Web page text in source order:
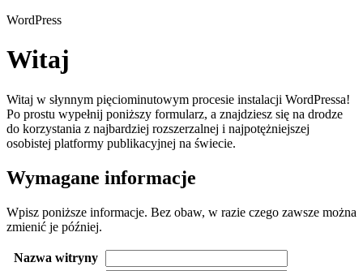
WordPress
Witaj
Witaj w słynnym pięciominutowym procesie instalacji WordPressa!
Po prostu wypełnij poniższy formularz, a znajdziesz się na drodze
do korzystania z najbardziej rozszerzalnej i najpotężniejszej
osobistej platformy publikacyjnej na świecie.
Wymagane informacje
Wpisz poniższe informacje. Bez obaw, w razie czego zawsze można
zmienić je później.
Nazwa witryny